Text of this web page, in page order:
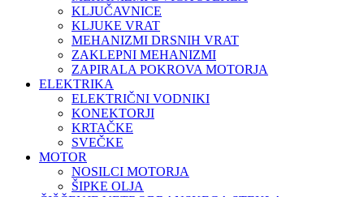
KLJUČAVNICE
KLJUKE VRAT
MEHANIZMI DRSNIH VRAT
ZAKLEPNI MEHANIZMI
ZAPIRALA POKROVA MOTORJA
ELEKTRIKA
ELEKTRIČNI VODNIKI
KONEKTORJI
KRTAČKE
SVEČKE
MOTOR
NOSILCI MOTORJA
ŠIPKE OLJA